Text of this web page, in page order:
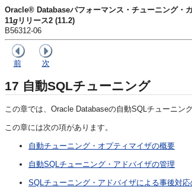
Oracle® Databaseパフォーマンス・チューニング・
11g リリース2 (11.2)
B56312-06
前 次
17 自動SQLチューニング
この章では、Oracle Databaseの自動SQLチューニン
この章には次の項があります。
自動チューニング・オプティマイザの概要
自動SQLチューニング・アドバイザの管理
SQLチューニング・アドバイザによる事後対